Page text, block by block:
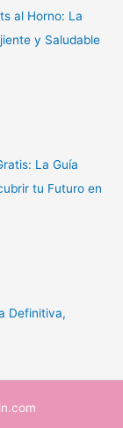
al Horno: La
y Saludable
La Guía
tu Futuro en
Definitiva,